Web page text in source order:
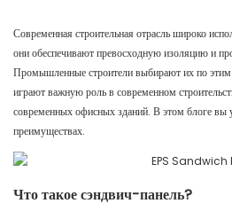
Современная строительная отрасль широко
они обеспечивают превосходную изоляцию и
Промышленные строители выбирают их по
играют важную роль в современном
современных офисных зданий. В этом блоге вы
преимуществах.
Что такое сэндвич-панель?